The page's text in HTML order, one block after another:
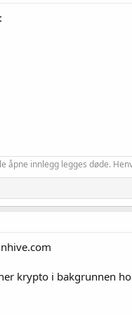
åpne innlegg legges døde.
krypto i bakgrunnen